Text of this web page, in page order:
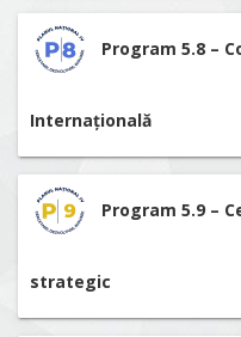
Program 5.8 –
Internațională
Program 5.9 –
strategic